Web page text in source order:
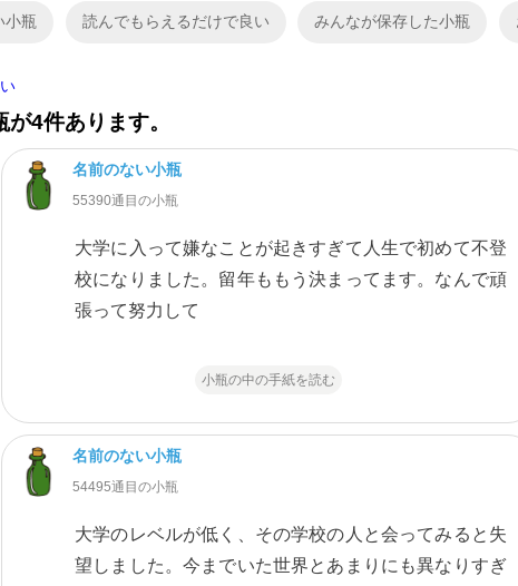
小瓶 読んでもらえるだけで良い みんなが保存した小瓶
4件あります。
名前のない小瓶
55390通目の小瓶
大学に入って嫌なことが起きすぎて人生で初めて不登
校になりました。留年ももう決まってます。なんで頑
張って努力して
小瓶の中の手紙を読む
名前のない小瓶
54495通目の小瓶
大学のレベルが低く、その学校の人と会ってみると失
望しました。今までいた世界とあまりにも異なりすぎ